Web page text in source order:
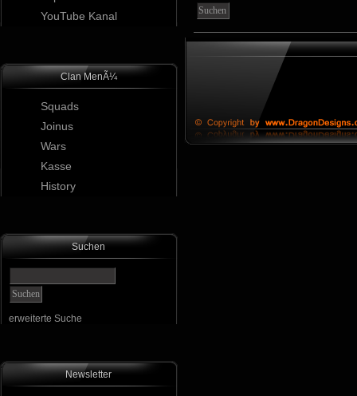
YouTube Kanal
Clan MenÃ¼
Squads
Joinus
Wars
Kasse
History
Suchen
erweiterte Suche
Newsletter